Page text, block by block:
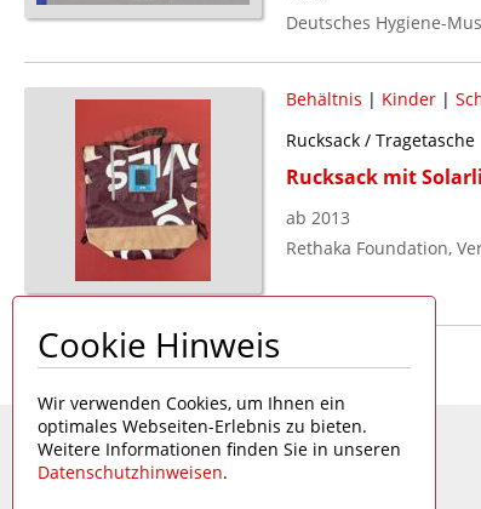
Deutsches Hygiene-
Behältnis | Kinder|
Rucksack / Tragetasche
Rucksack mit
ab 2013
Rethaka Foundation,
Seite 1 von 1
Cookie Hinweis
Wir verwenden Cookies, um Ihnen ein
optimales Webseiten-Erlebnis zu bieten.
Weitere Informationen finden Sie in unseren
Datenschutzhinweisen.